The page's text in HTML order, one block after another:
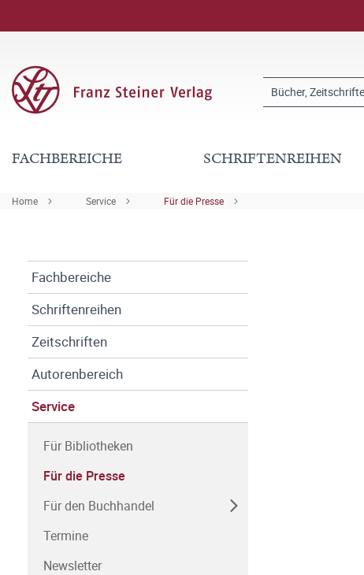
FACHBEREICHE SCHRIFTENREIHEN
Home Service Für die Presse
Fachbereiche
Schriftenreihen
Zeitschriften
Autorenbereich
Service
Für Bibliotheken
Für die Presse
Für den Buchhandel
Termine
Newsletter